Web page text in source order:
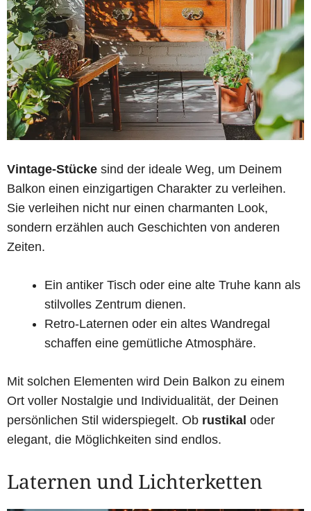
Vintage-Stücke sind der ideale Weg, um Deinem
Balkon einen einzigartigen Charakter zu verleihen.
Sie verleihen nicht nur einen charmanten Look,
sondern erzählen auch Geschichten von anderen
Zeiten.
Ein antiker Tisch oder eine alte Truhe kann als
stilvolles Zentrum dienen.
Retro-Laternen oder ein altes Wandregal
schaffen eine gemütliche Atmosphäre.
Mit solchen Elementen wird Dein Balkon zu einem
Ort voller Nostalgie und Individualität, der Deinen
persönlichen Stil widerspiegelt. Ob rustikal oder
elegant, die Möglichkeiten sind endlos.
Laternen und Lichterketten